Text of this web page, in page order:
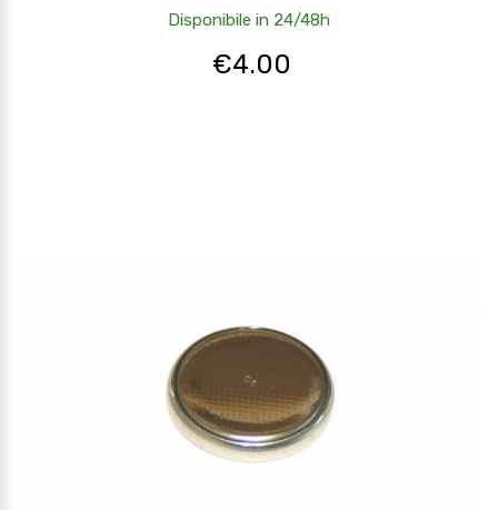
Disponibile in 24/48h
€4.00